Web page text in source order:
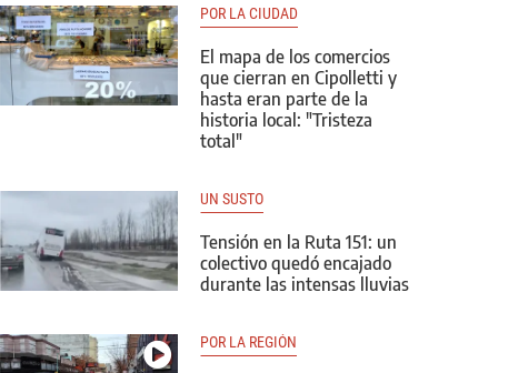
POR LA CIUDAD
El mapa de los comercios
que cierran en Cipolletti y
hasta eran parte de la
historia local: "Tristeza
total"
UN SUSTO
Tensión en la Ruta 151: un
colectivo quedó encajado
durante las intensas lluvias
POR LA REGIÓN